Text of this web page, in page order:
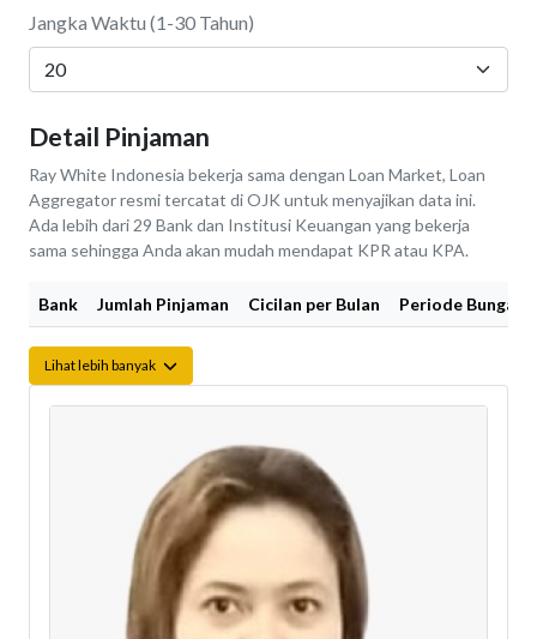
Jangka Waktu (1-30 Tahun)
Detail Pinjaman
Ray White Indonesia bekerja sama dengan Loan Market, Loan
Aggregator resmi tercatat di OJK untuk menyajikan data ini.
Ada lebih dari 29 Bank dan Institusi Keuangan yang bekerja
sama sehingga Anda akan mudah mendapat KPR atau KPA.
Bank Jumlah Pinjaman Cicilan per Bulan Periode Bunga
Lihat lebih banyak